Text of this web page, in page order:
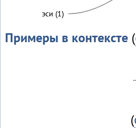
эси (1)
Примеры в контексте(
(